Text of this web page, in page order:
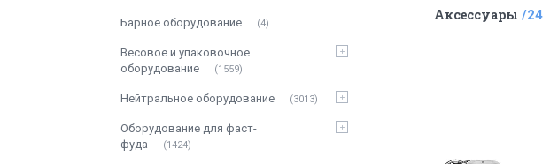
Аксессуары 24
Барное оборудование 4
Весовое и упаковочное
оборудование
1559
Нейтральное оборудование 3013
Оборудование для фаст-
фуда
1424